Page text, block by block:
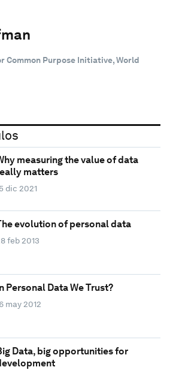
Common Purpose Initiative, World
measuring the value of data
matters
dic 2021
evolution of personal data
feb 2013
Personal Data We Trust?
may 2012
Data, big opportunities for